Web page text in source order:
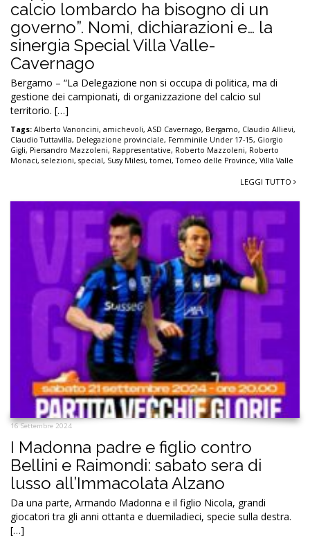
calcio lombardo ha bisogno di un
governo”. Nomi, dichiarazioni e… la
sinergia Special Villa Valle-
Cavernago
Bergamo – “La Delegazione non si occupa di politica, ma di
gestione dei campionati, di organizzazione del calcio sul
territorio. […]
Tags: Alberto Vanoncini, amichevoli, ASD Cavernago, Bergamo, Claudio Allievi,
Claudio Tuttavilla, Delegazione provinciale, Femminile Under 17-15, Giorgio
Gigli, Piersandro Mazzoleni, Rappresentative, Roberto Mazzoleni, Roberto
Monaci, selezioni, special, Susy Milesi, tornei,Torneo delle Province, Villa Valle
LEGGI TUTTO
16 Settembre 2024
I Madonna padre e figlio contro
Bellini e Raimondi: sabato sera di
lusso all’Immacolata Alzano
Da una parte, Armando Madonna e il figlio Nicola, grandi
giocatori tra gli anni ottanta e duemiladieci, specie sulla destra.
[…]